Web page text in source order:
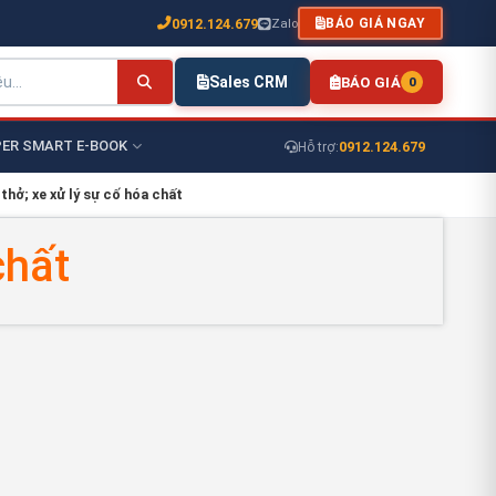
0912.124.679 Zalo BÁO GIÁ NGAY
Sales CRM BÁO GIÁ 0
SMART E-BOOK Hỗ trợ:0912.124.679
xe xử lý sự cố hóa chất